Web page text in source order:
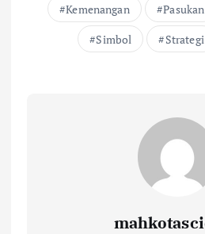
Kemenangan
Pasukan
Simbol
Strategi